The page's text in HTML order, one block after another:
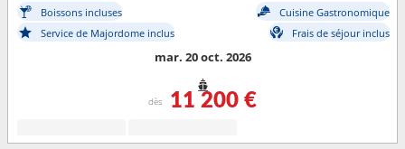
Boissons incluses
Cuisine Gastronomique
Service de Majordome inclus
Frais de séjour inclus
mar. 20 oct. 2026
dès 11 200 €